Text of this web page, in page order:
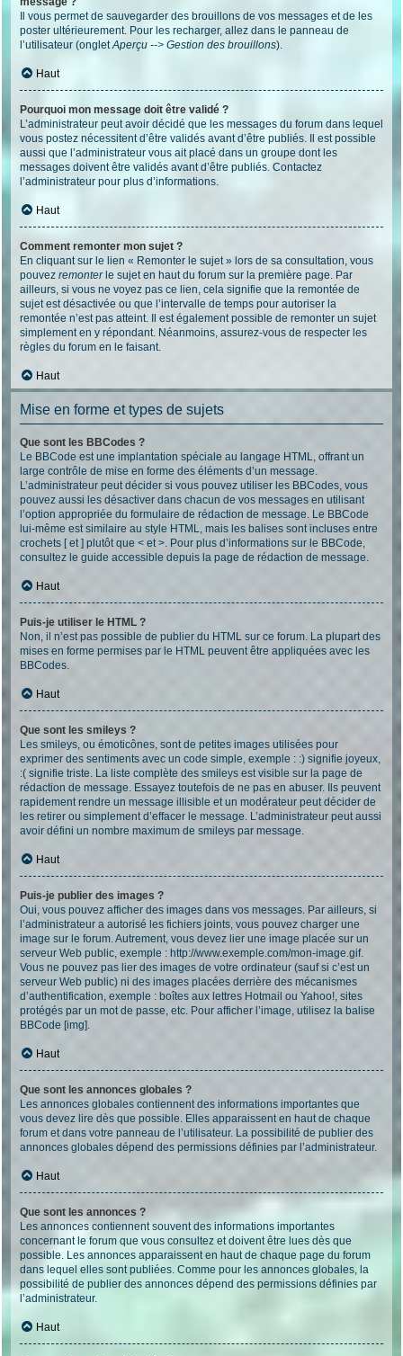
Il vous permet de sauvegarder des brouillons de vos messages et de les
poster ultérieurement. Pour les recharger, allez dans le panneau de
l’utilisateur (ongletAperçu --> Gestion des brouillons).
Haut
Pourquoi mon message doit être validé ?
L’administrateur peut avoir décidé que les messages du forum dans lequel
vous postez nécessitent d’être validés avant d’être publiés. Il est possible
aussi que l’administrateur vous ait placé dans un groupe dont les
messages doivent être validés avant d’être publiés. Contactez
l’administrateur pour plus d’informations.
Haut
Comment remonter mon sujet ?
En cliquant sur le lien « Remonter le sujet » lors de sa consultation, vous
pouvez remonterle sujet en haut du forum sur la première page. Par
ailleurs, si vous ne voyez pas ce lien, cela signifie que la remontée de
sujet est désactivée ou que l’intervalle de temps pour autoriser la
remontée n’est pas atteint. Il est également possible de remonter un sujet
simplement en y répondant. Néanmoins, assurez-vous de respecter les
règles du forum en le faisant.
Haut
Mise en forme et types de sujets
Que sont les BBCodes ?
Le BBCode est une implantation spéciale au langage HTML, offrant un
large contrôle de mise en forme des éléments d’un message.
L’administrateur peut décider si vous pouvez utiliser les BBCodes, vous
pouvez aussi les désactiver dans chacun de vos messages en utilisant
l’option appropriée du formulaire de rédaction de message. Le BBCode
lui-même est similaire au style HTML, mais les balises sont incluses entre
crochets [ et ] plutôt que < et >. Pour plus d’informations sur le BBCode,
consultez le guide accessible depuis la page de rédaction de message.
Haut
Puis-je utiliser le HTML ?
Non, il n’est pas possible de publier du HTML sur ce forum. La plupart des
mises en forme permises par le HTML peuvent être appliquées avec les
BBCodes.
Haut
Que sont les smileys ?
Les smileys, ou émoticônes, sont de petites images utilisées pour
exprimer des sentiments avec un code simple, exemple : :) signifie joyeux,
:( signifie triste. La liste complète des smileys est visible sur la page de
rédaction de message. Essayez toutefois de ne pas en abuser. Ils peuvent
rapidement rendre un message illisible et un modérateur peut décider de
les retirer ou simplement d’effacer le message. L’administrateur peut aussi
avoir défini un nombre maximum de smileys par message.
Haut
Puis-je publier des images ?
Oui, vous pouvez afficher des images dans vos messages. Par ailleurs, si
l’administrateur a autorisé les fichiers joints, vous pouvez charger une
image sur le forum. Autrement, vous devez lier une image placée sur un
serveur Web public, exemple : http://www.exemple.com/mon-image.gif.
Vous ne pouvez pas lier des images de votre ordinateur (sauf si c’est un
serveur Web public) ni des images placées derrière des mécanismes
d’authentification, exemple : boîtes aux lettres Hotmail ou Yahoo!, sites
protégés par un mot de passe, etc. Pour afficher l’image, utilisez la balise
BBCode [img].
Haut
Que sont les annonces globales ?
Les annonces globales contiennent des informations importantes que
vous devez lire dès que possible. Elles apparaissent en haut de chaque
forum et dans votre panneau de l’utilisateur. La possibilité de publier des
annonces globales dépend des permissions définies par l’administrateur.
Haut
Que sont les annonces ?
Les annonces contiennent souvent des informations importantes
concernant le forum que vous consultez et doivent être lues dès que
possible. Les annonces apparaissent en haut de chaque page du forum
dans lequel elles sont publiées. Comme pour les annonces globales, la
possibilité de publier des annonces dépend des permissions définies par
l’administrateur.
Haut